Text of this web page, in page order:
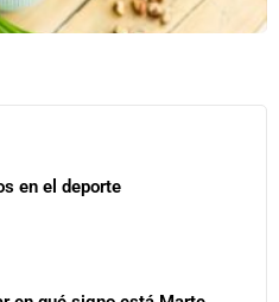
en el deporte